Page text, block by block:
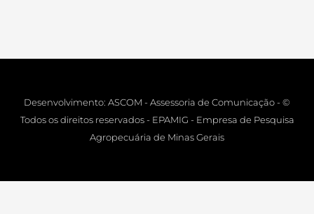
Desenvolvimento: ASCOM - Assessoria de Comunicação - ©
Todos os direitos reservados - EPAMIG - Empresa de Pesquisa
Agropecuária de Minas Gerais